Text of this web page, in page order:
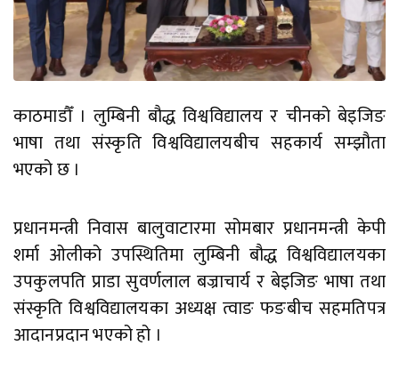
काठमाडौँ । लुम्बिनी बौद्ध विश्वविद्यालय र चीनको बेइजिङ
भाषा तथा संस्कृति विश्वविद्यालयबीच सहकार्य सम्झौता
भएको छ ।
प्रधानमन्त्री निवास बालुवाटारमा सोमबार प्रधानमन्त्री केपी
शर्मा ओलीको उपस्थितिमा लुम्बिनी बौद्ध विश्वविद्यालयका
उपकुलपति प्राडा सुवर्णलाल बज्राचार्य र बेइजिङ भाषा तथा
संस्कृति विश्वविद्यालयका अध्यक्ष त्वाङ फङबीच सहमतिपत्र
आदानप्रदान भएको हो ।